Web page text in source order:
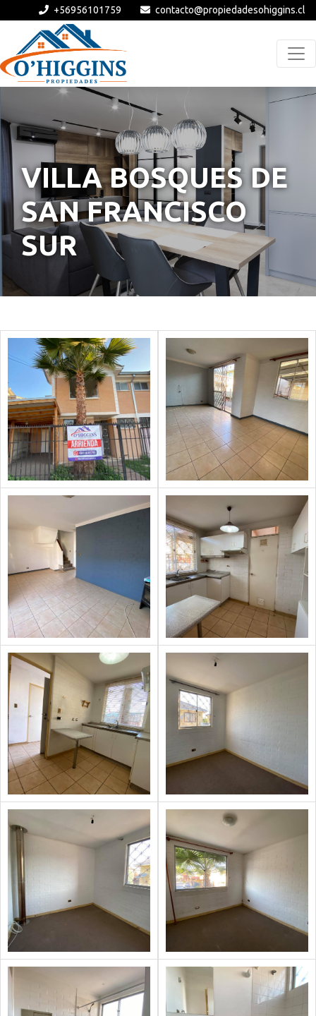
+56956101759 contacto@propiedadesohiggins.cl
VILLA BOSQUES DE
SAN FRANCISCO
SUR